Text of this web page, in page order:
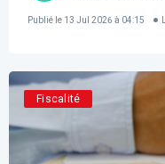
Publié le 13 Jul 2026 à 04:15
Fiscalité